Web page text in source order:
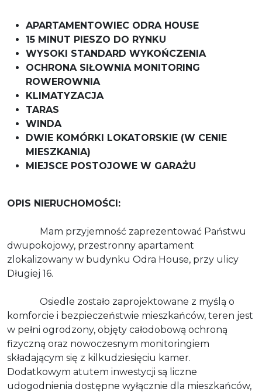
APARTAMENTOWIEC ODRA HOUSE
15 MINUT PIESZO DO RYNKU
WYSOKI STANDARD WYKOŃCZENIA
OCHRONA SIŁOWNIA MONITORING
ROWEROWNIA
KLIMATYZACJA
TARAS
WINDA
DWIE KOMÓRKI LOKATORSKIE (W CENIE
MIESZKANIA)
MIEJSCE POSTOJOWE W GARAŻU
OPIS NIERUCHOMOŚCI:
Mam przyjemność zaprezentować Państwu
dwupokojowy, przestronny apartament
zlokalizowany w budynku Odra House, przy ulicy
Długiej 16.
Osiedle zostało zaprojektowane z myślą o
komforcie i bezpieczeństwie mieszkańców, teren jest
w pełni ogrodzony, objęty całodobową ochroną
fizyczną oraz nowoczesnym monitoringiem
składającym się z kilkudziesięciu kamer.
Dodatkowym atutem inwestycji są liczne
udogodnienia dostępne wyłącznie dla mieszkańców,